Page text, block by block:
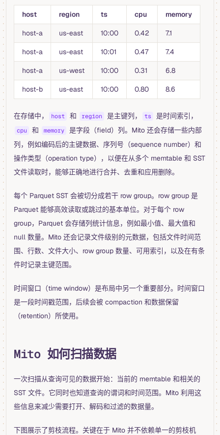
host region ts cpu memory
host-a us-east 10:00 0.42 7.1
host-a us-east 10:01 0.47 7.4
host-a us-west 10:00 0.31 6.8
host-b us-east 10:00 0.80 8.6
在存储中， host 和 region 是主键列， ts 是时间索引，
cpu 和 memory
是字段（field）列。Mito 还会存储一些内部
列，例如编码后的主键数据、序列号（sequence number）和
操作类型（operation type），以便在从多个 memtable 和 SST
文件读取时，能够正确地进行合并、去重和应用删除。
每个 Parquet SST 会被切分成若干 row group。row group 是
Parquet 能够高效读取或跳过的基本单位。对于每个 row
group，Parquet 会存储列统计信息，例如最小值、最大值和
null 数量。Mito 还会记录文件级别的元数据，包括文件时间范
围、行数、文件大小、row group 数量、可用索引，以及在有条
件时记录主键范围。
时间窗口（time window）是布局中另一个重要部分。时间窗口
是一段时间戳范围，后续会被 compaction 和数据保留
（retention）所使用。
Mito 如何扫描数据
一次扫描从查询可见的数据开始：当前的 memtable 和相关的
SST 文件。它同时也知道查询的谓词和时间范围。Mito 利用这
些信息来减少需要打开、解码和过滤的数据量。
下图展示了剪枝流程。关键在于 Mito 并不依赖单一的剪枝机